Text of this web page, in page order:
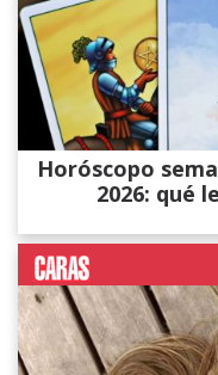
Horóscopo
2026: qué